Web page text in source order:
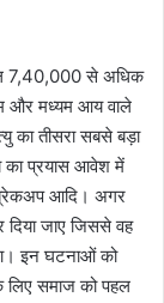
7,40,000 से अधिक
और मध्यम आय वाले
का तीसरा सबसे बड़ा
का प्रयास आवेश में
आदि। अगर
जाए जिससे वह
इन घटनाओं को
समाज को पहल